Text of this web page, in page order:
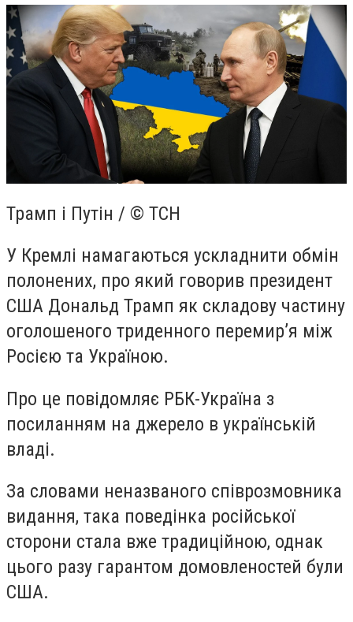
Трамп і Путін / © ТСН
У Кремлі намагаються ускладнити обмін
полонених, про який говорив президент
США Дональд Трамп як складову частину
оголошеного триденного перемир’я між
Росією та Україною.
Про це повідомляє РБК-Україна з
посиланням на джерело в українській
владі.
За словами неназваного співрозмовника
видання, така поведінка російської
сторони стала вже традиційною, однак
цього разу гарантом домовленостей були
США.